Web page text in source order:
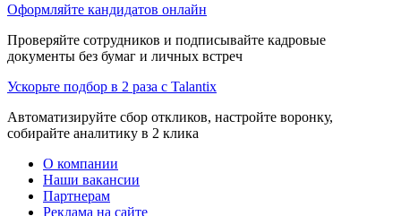
Оформляйте кандидатов онлайн
Проверяйте сотрудников и подписывайте кадровые
документы без бумаг и личных встреч
Ускорьте подбор в 2 раза с Talantix
Автоматизируйте сбор откликов, настройте воронку,
собирайте аналитику в 2 клика
О компании
Наши вакансии
Партнерам
Реклама на сайте